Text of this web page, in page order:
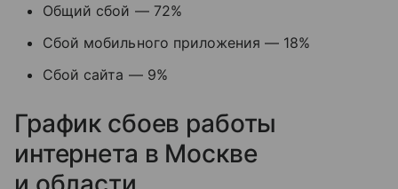
Общий сбой — 72%
Сбой мобильного приложения — 18%
Сбой сайта — 9%
График сбоев работы
интернета в Москве